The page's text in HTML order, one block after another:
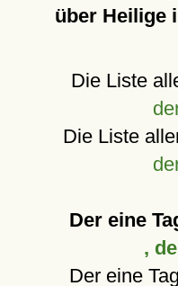
über Heilige
Die Liste
Die Liste
Der eine
,
Der eine